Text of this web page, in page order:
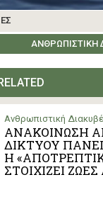
ΑΝΘΡΩΠΙΣΤΙΚΉ
ΚΟΙΝΩΝΊΑ ΤΗΣ
ΒΙΒΛΙΟΓΡΑΦΊΑ
Ανθρωπιστική
ΑΝΑΚΟΙΝΩΣΗ
ΔΙΚΤΥΟΥ
Η
ΣΤΟΙΧΙΖΕΙ